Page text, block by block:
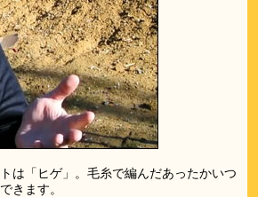
は「ヒゲ」。毛糸で編んだあったかいつ
きます。